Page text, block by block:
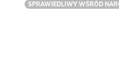
SPRAWIEDLIWY WŚRÓD